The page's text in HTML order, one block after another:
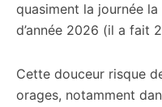
quasiment la journée
d’année 2026 (il a fait
Cette douceur risque
orages, notamment